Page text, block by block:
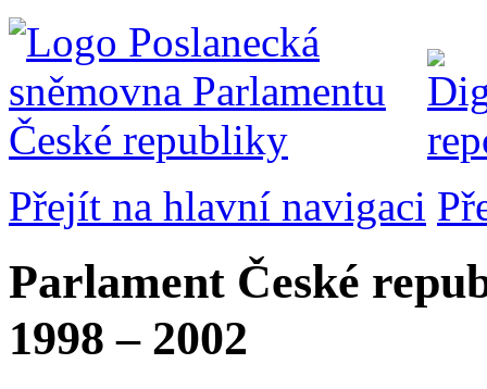
Přejít na hlavní navigaci
Parlament České
1998 – 2002